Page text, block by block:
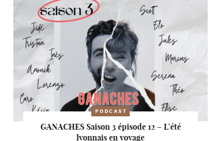
PODCAST
GANACHES Saison 3 épisode 12 – L’été
lyonnais en voyage